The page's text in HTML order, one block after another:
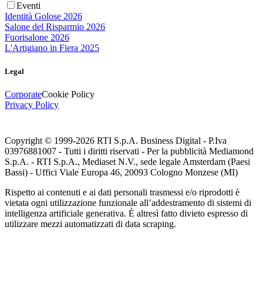
Eventi
Identità Golose 2026
Salone del Risparmio 2026
Fuorisalone 2026
L'Artigiano in Fiera 2025
Legal
CorporateCookie Policy
Privacy Policy
Copyright © 1999-2026 RTI S.p.A. Business Digital - P.Iva
03976881007 - Tutti i diritti riservati - Per la pubblicità Mediamond
S.p.A. - RTI S.p.A., Mediaset N.V., sede legale Amsterdam (Paesi
Bassi) - Uffici Viale Europa 46, 20093 Cologno Monzese (MI)
Rispetto ai contenuti e ai dati personali trasmessi e/o riprodotti è
vietata ogni utilizzazione funzionale all’addestramento di sistemi di
intelligenza artificiale generativa. È altresì fatto divieto espresso di
utilizzare mezzi automatizzati di data scraping.